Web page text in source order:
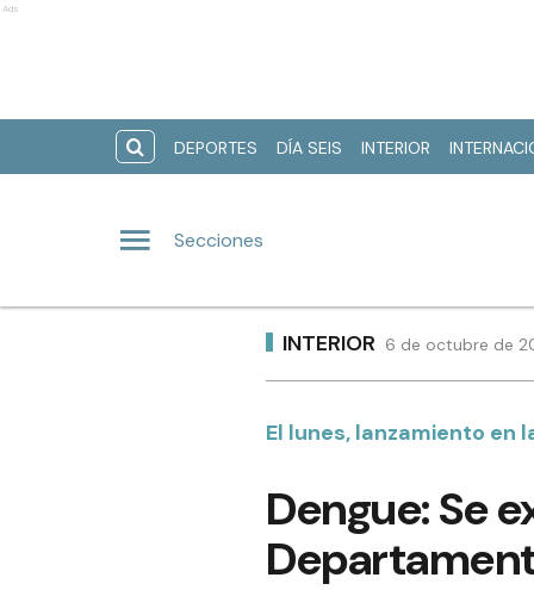
Ads
DEPORTES DÍA SEIS INTERIOR
Secciones
INTERIOR 6 de octubre de
El lunes, lanzamiento en
Dengue: Se